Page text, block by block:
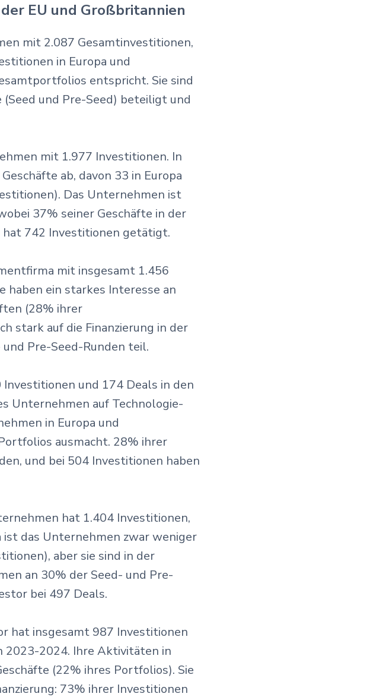
EU und Großbritannien
mit 2.087 Gesamtinvestitionen,
in Europa und
entspricht. Sie sind
und Pre-Seed) beteiligt und
mit 1.977 Investitionen. In
ab, davon 33 in Europa
Das Unternehmen ist
37% seiner Geschäfte in der
hat 742 Investitionen getätigt.
mit insgesamt 1.456
haben ein starkes Interesse an
(28% ihrer
stark auf die Finanzierung in der
Pre-Seed-Runden teil.
Investitionen und 174 Deals in den
Unternehmen auf Technologie-
in Europa und
ausmacht. 28% ihrer
und bei 504 Investitionen haben
hat 1.404 Investitionen,
das Unternehmen zwar weniger
aber sie sind in der
an 30% der Seed- und Pre-
bei 497 Deals.
hat insgesamt 987 Investitionen
2023-2024. Ihre Aktivitäten in
(22% ihres Portfolios). Sie
73% ihrer Investitionen